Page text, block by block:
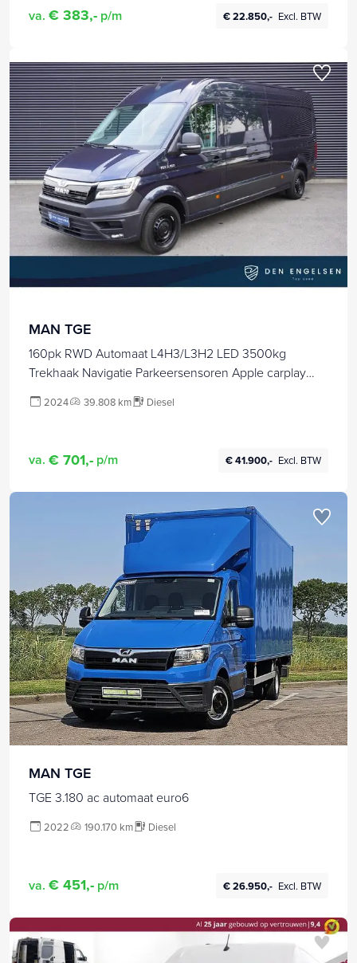
va. € 383,- p/m € 22.850,- Excl. BTW
MAN TGE
160pk RWD Automaat L4H3/L3H2 LED 3500kg
Trekhaak Navigatie Parkeersensoren Apple carplay
2024 39.808 km Diesel
va. € 701,- p/m € 41.900,- Excl. BTW
MAN TGE
TGE 3.180 ac automaat euro6
2022 190.170 km Diesel
va. € 451,- p/m € 26.950,- Excl. BTW